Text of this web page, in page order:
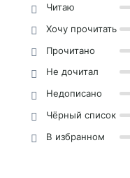
Читаю
Хочу прочитать
Прочитано
Не дочитал
Недописано
Чёрный список
В избранном